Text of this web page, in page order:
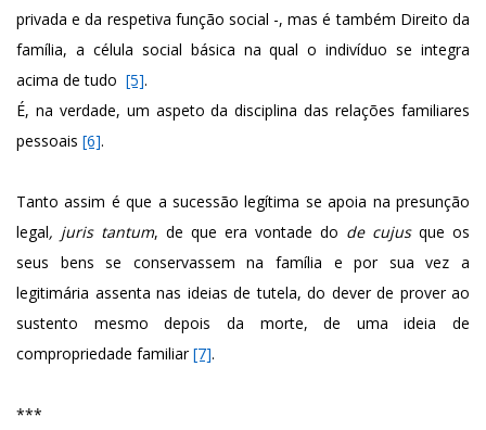
privada e da respetiva função social -, mas é também Direito da
família, a célula social básica na qual o indivíduo se integra
acima de tudo [5].
É, na verdade, um aspeto da disciplina das relações familiares
pessoais [6].
Tanto assim é que a sucessão legítima se apoia na presunção
legal, juris tantum, de que era vontade do de cujusque os
seus bens se conservassem na família e por sua vez a
legitimária assenta nas ideias de tutela, do dever de prover ao
sustento mesmo depois da morte, de uma ideia de
compropriedade familiar[7].
***